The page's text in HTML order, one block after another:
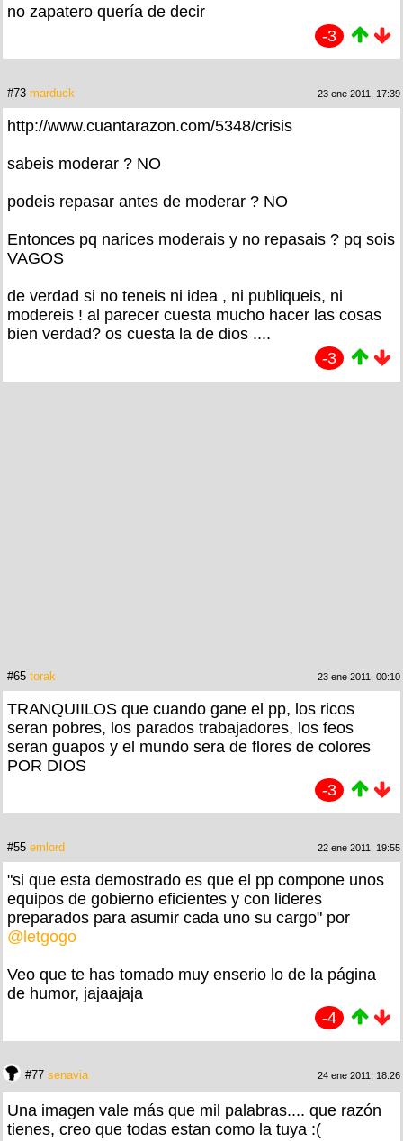
no zapatero quería de decir
-3
#73 marduck 23 ene 2011, 17:39
http://www.cuantarazon.com/5348/crisis
sabeis moderar ? NO
podeis repasar antes de moderar ? NO
Entonces pq narices moderais y no repasais ? pq sois
VAGOS
de verdad si no teneis ni idea , ni publiqueis, ni
modereis ! al parecer cuesta mucho hacer las cosas
bien verdad? os cuesta la de dios ....
-3
#65 torak 23 ene 2011, 00:10
TRANQUIILOS que cuando gane el pp, los ricos
seran pobres, los parados trabajadores, los feos
seran guapos y el mundo sera de flores de colores
POR DIOS
-3
#55 emlord 22 ene 2011, 19:55
"si que esta demostrado es que el pp compone unos
equipos de gobierno eficientes y con lideres
preparados para asumir cada uno su cargo" por
@letgogo
Veo que te has tomado muy enserio lo de la página
de humor, jajaajaja
-4
#77 senavia 24 ene 2011, 18:26
Una imagen vale más que mil palabras.... que razón
tienes, creo que todas estan como la tuya :(